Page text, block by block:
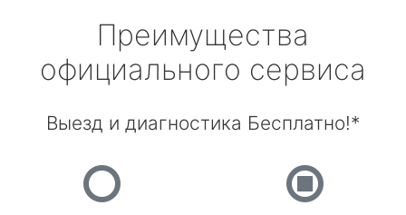
Преимущества
официального сервиса
Выезд и диагностика Бесплатно!*